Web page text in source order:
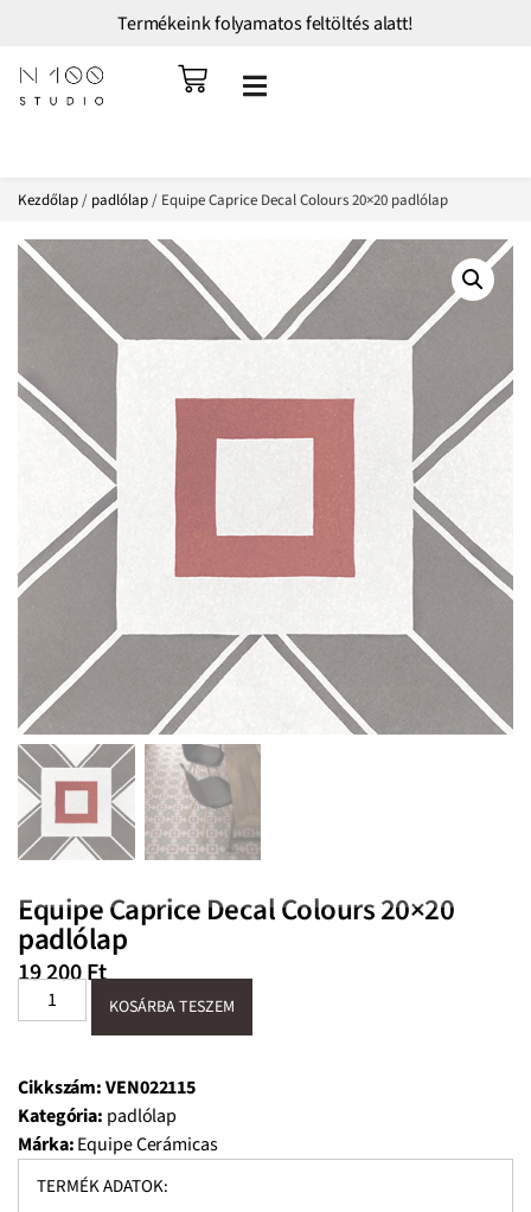
Termékeink folyamatos feltöltés alatt!
Kezdőlap/ padlólap/ Equipe Caprice Decal Colours 20×20 padlólap
Equipe Caprice Decal Colours 20×20
padlólap
19 200Ft
KOSÁRBA TESZEM
Cikkszám:VEN022115
Kategória: padlólap
Márka:Equipe Cerámicas
TERMÉK ADATOK: